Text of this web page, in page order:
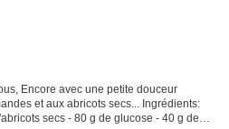
Encore avec une petite douceur
et aux abricots secs... Ingrédients:
secs - 80 g de glucose - 40 g de